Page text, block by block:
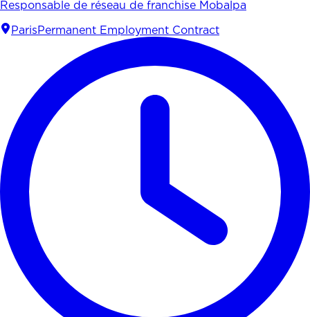
Responsable de réseau de franchise Mobalpa
Paris Permanent Employment Contract